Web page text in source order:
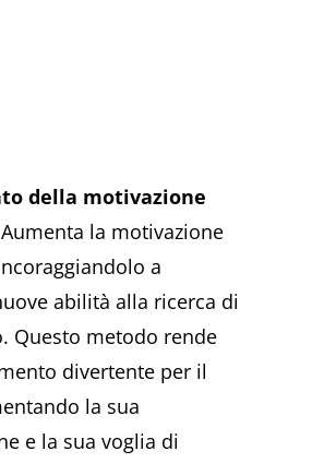
della motivazione
la motivazione
a
abilità alla ricerca di
Questo metodo rende
divertente per il
la sua
e la sua voglia di